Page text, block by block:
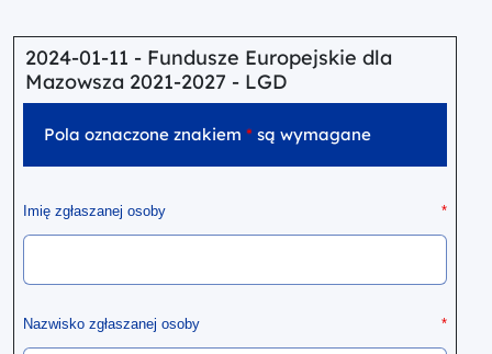
2024-01-11 - Fundusze Europejskie dla
Mazowsza 2021-2027 - LGD
Pola oznaczone znakiem * są wymagane
Imię zgłaszanej osoby *
Nazwisko zgłaszanej osoby *